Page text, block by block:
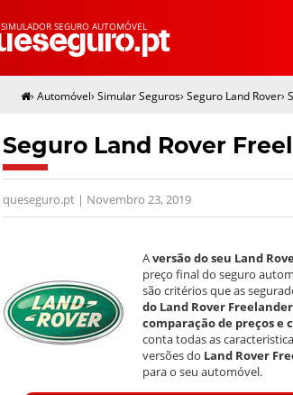
SIMULADOR SEGURO AUTOMÓVEL
› Automóvel› Simular Seguros› Seguro Land Rover›
Seguro Land Rover
queseguro.pt | Novembro 23, 2019
Aversão do seu Land
preço final do seguro
são critérios que as
do Land Rover
comparação de preços e
conta todas as
versões do Land Rover
para o seu automóvel.